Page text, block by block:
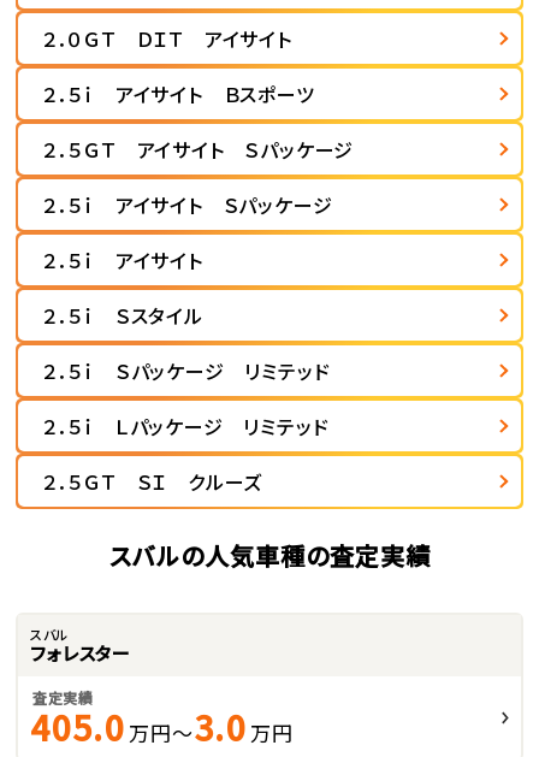
２．０ＧＴ ＤＩＴ アイサイト
２．５ｉ アイサイト Ｂスポーツ
２．５ＧＴ アイサイト Ｓパッケージ
２．５ｉ アイサイト Ｓパッケージ
２．５ｉ アイサイト
２．５ｉ Ｓスタイル
２．５ｉ Ｓパッケージ リミテッド
２．５ｉ Ｌパッケージ リミテッド
２．５ＧＴ ＳＩ クルーズ
スバルの人気車種の査定実績
スバル
フォレスター
査定実績
405.0 万円～3.0 万円